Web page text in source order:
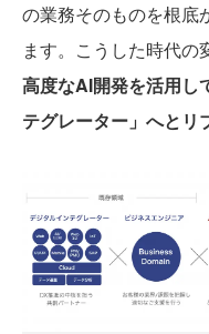
の業務そのものを根底
ます。こうした時代の
高度なAI開発を活用し
テグレーター」へとリ